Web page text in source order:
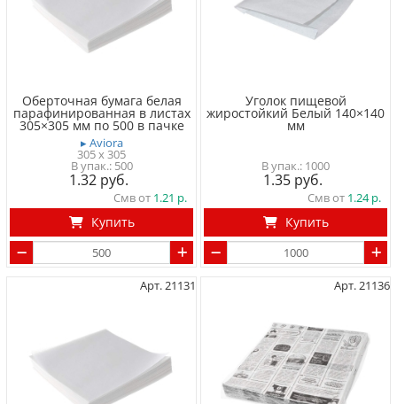
Оберточная бумага белая
парафинированная в листах
305×305 мм по 500 в пачке
▸ Aviora
305 x 305
500
1.32
Смв от 1.21
Купить
Уголок пищевой
жиростойкий Белый 140×140
мм
1000
1.35
Смв от 1.24
Купить
Арт. 21131 Арт. 21136